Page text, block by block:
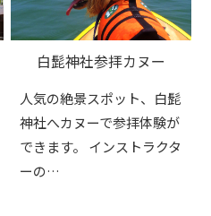
白髭神社参拝カヌー
人気の絶景スポット、白髭
神社へカヌーで参拝体験が
できます。 インストラクタ
ーの…